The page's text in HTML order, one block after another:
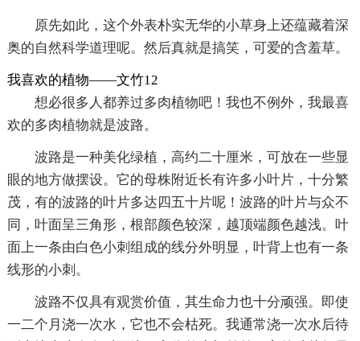
原先如此，这个外表朴实无华的小草身上还蕴藏着深
奥的自然科学道理呢。然后真就是搞笑，可爱的含羞草。
我喜欢的植物——文竹12
想必很多人都养过多肉植物吧！我也不例外，我最喜
欢的多肉植物就是波路。
波路是一种美化绿植，高约二十厘米，可放在一些显
眼的地方做摆设。它的母株附近长有许多小叶片，十分繁
茂，有的波路的叶片多达四五十片呢！波路的叶片与众不
同，叶面呈三角形，根部颜色较深，越顶端颜色越浅。叶
面上一条由白色小刺组成的线分外明显，叶背上也有一条
线形的小刺。
波路不仅具有观赏价值，其生命力也十分顽强。即使
一二个月浇一次水，它也不会枯死。我通常浇一次水后待